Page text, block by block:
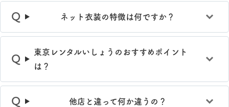
ネット衣装の特徴は何ですか？
東京レンタルいしょうのおすすめポイント
は？
他店と違って何か違うの？